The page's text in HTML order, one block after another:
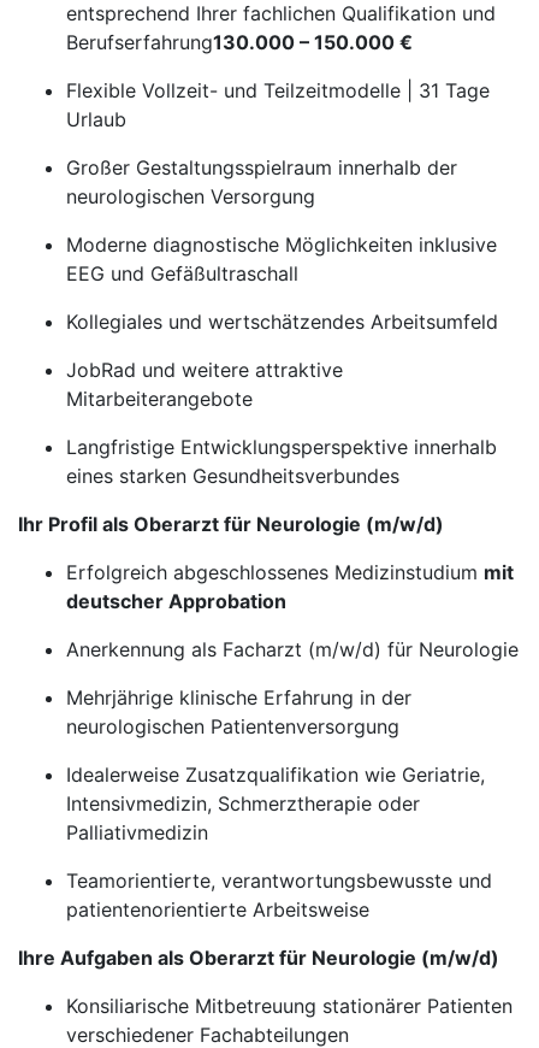
entsprechend Ihrer fachlichen Qualifikation und
Berufserfahrung130.000 – 150.000 €
Flexible Vollzeit- und Teilzeitmodelle | 31 Tage
Urlaub
Großer Gestaltungsspielraum innerhalb der
neurologischen Versorgung
Moderne diagnostische Möglichkeiten inklusive
EEG und Gefäßultraschall
Kollegiales und wertschätzendes Arbeitsumfeld
JobRad und weitere attraktive
Mitarbeiterangebote
Langfristige Entwicklungsperspektive innerhalb
eines starken Gesundheitsverbundes
Ihr Profil als Oberarzt für Neurologie (m/w/d)
Erfolgreich abgeschlossenes Medizinstudium mit
deutscher Approbation
Anerkennung als Facharzt (m/w/d) für Neurologie
Mehrjährige klinische Erfahrung in der
neurologischen Patientenversorgung
Idealerweise Zusatzqualifikation wie Geriatrie,
Intensivmedizin, Schmerztherapie oder
Palliativmedizin
Teamorientierte, verantwortungsbewusste und
patientenorientierte Arbeitsweise
Ihre Aufgaben als Oberarzt für Neurologie (m/w/d)
Konsiliarische Mitbetreuung stationärer Patienten
verschiedener Fachabteilungen